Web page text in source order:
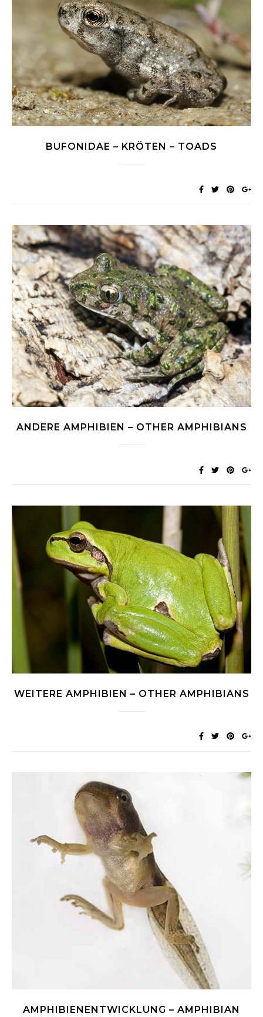
BUFONIDAE – KRÖTEN – TOADS
ANDERE AMPHIBIEN – OTHER AMPHIBIANS
WEITERE AMPHIBIEN – OTHER AMPHIBIANS
AMPHIBIENENTWICKLUNG – AMPHIBIAN